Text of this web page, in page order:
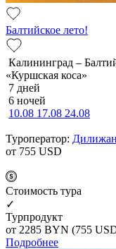
Балтийское лето!
Калининград –
«Куршская коса»
7 дней
6 ночей
10.08 17.08 24.08
Туроператор:
от 755 USD
Cтоимость тура
✓
Турпродукт
от 2285 BYN (755
Подробнее